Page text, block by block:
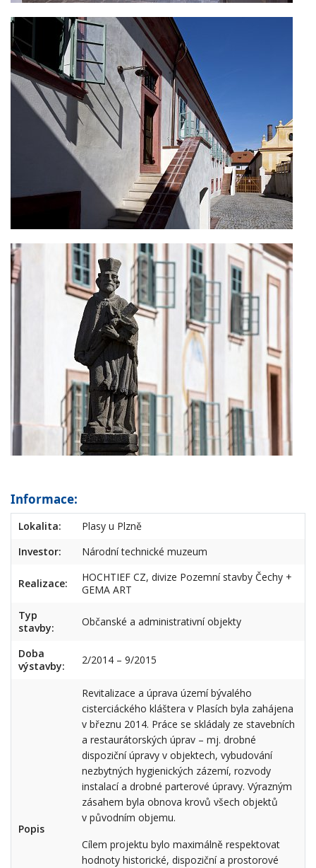
Informace:
Lokalita:
Plasy u Plzně
Investor:
Národní technické muzeum
Realizace:
HOCHTIEF CZ, divize Pozemní stavby Čechy +
GEMA ART
Typ
stavby:
Občanské a administrativní objekty
Doba
výstavby:
2/2014 – 9/2015
Popis
Revitalizace a úprava území bývalého
cisterciáckého kláštera v Plasích byla zahájena
v březnu 2014. Práce se skládaly ze stavebních
a restaurátorských úprav – mj. drobné
dispoziční úpravy v objektech, vybudování
nezbytných hygienických zázemí, rozvody
instalací a drobné parterové úpravy. Výrazným
zásahem byla obnova krovů všech objektů
v původním objemu.
Cílem projektu bylo maximálně respektovat
hodnoty historické, dispoziční a prostorové